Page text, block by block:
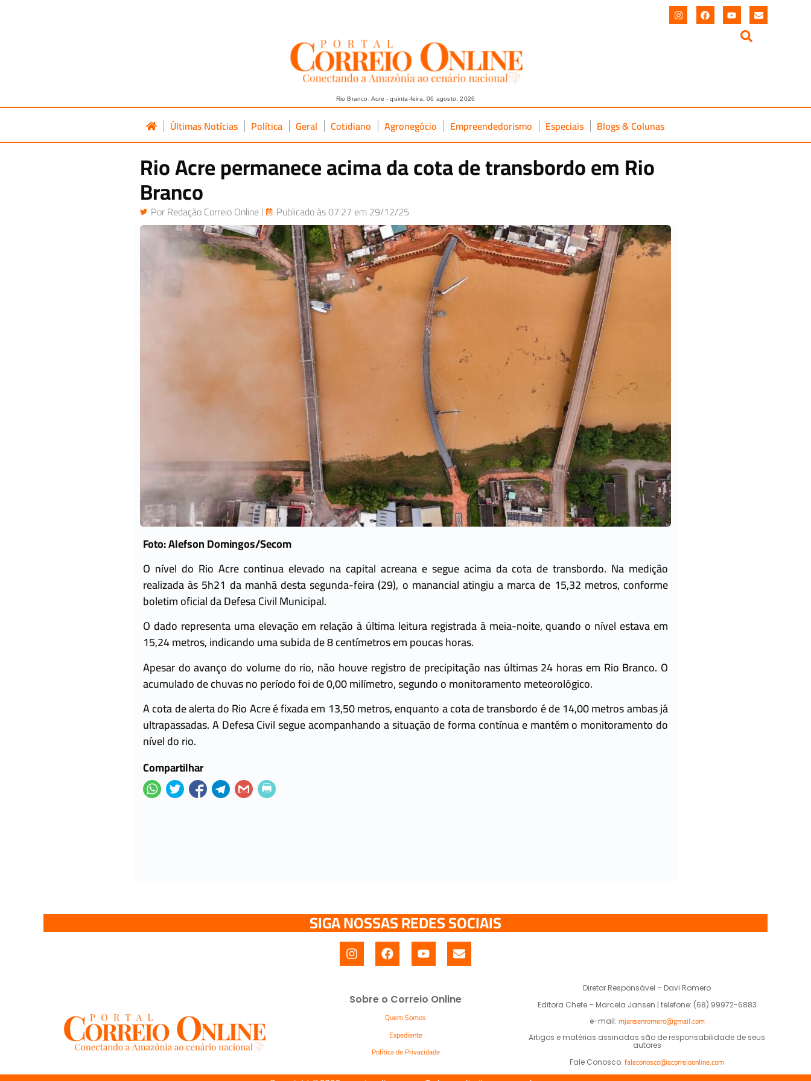
Rio Branco, Acre - quinta-feira, 06 agosto, 2026
Últimas Notícias Política Geral Cotidiano Agronegócio Empreendedorismo Especiais Blogs & Colunas
Rio Acre permanece acima da cota de transbordo em Rio
Branco
PorRedação Correio Online Publicado às 07:27 em 29/12/25
Foto: Alefson Domingos/Secom
O nível do Rio Acre continua elevado na capital acreana e segue acima da cota de transbordo. Na medição
realizada às 5h21 da manhã desta segunda-feira (29), o manancial atingiu a marca de 15,32 metros, conforme
boletim oficial da Defesa Civil Municipal.
O dado representa uma elevação em relação à última leitura registrada à meia-noite, quando o nível estava em
15,24 metros, indicando uma subida de 8 centímetros em poucas horas.
Apesar do avanço do volume do rio, não houve registro de precipitação nas últimas 24 horas em Rio Branco. O
acumulado de chuvas no período foi de 0,00 milímetro, segundo o monitoramento meteorológico.
A cota de alerta do Rio Acre é fixada em 13,50 metros, enquanto a cota de transbordo é de 14,00 metros ambas já
ultrapassadas. A Defesa Civil segue acompanhando a situação de forma contínua e mantém o monitoramento do
nível do rio.
Compartilhar
SIGA NOSSAS REDES SOCIAIS
Sobre o Correio Online
Quem Somos
Expediente
Política de Privacidade
Diretor Responsável – Davi Romero
Editora Chefe – Marcela Jansen | telefone: (68) 99972-6883
e-mail: mjansenromero@gmail.com
Artigos e matérias assinadas são de responsabilidade de seus
autores
Fale Conosco: faleconosco@acorreioonline.com